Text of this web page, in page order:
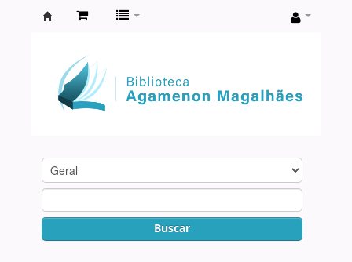
Agamenon
Magalhães
Buscar